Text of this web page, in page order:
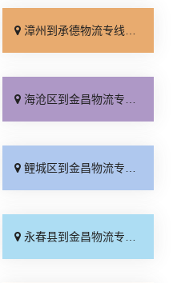
漳州到承德物流专线_保证时效「专业靠谱」
海沧区到金昌物流专线_急你所需「合理收费」
鲤城区到金昌物流专线_保证时效「要多少钱」
永春县到金昌物流专线_运价实惠「收费标准」